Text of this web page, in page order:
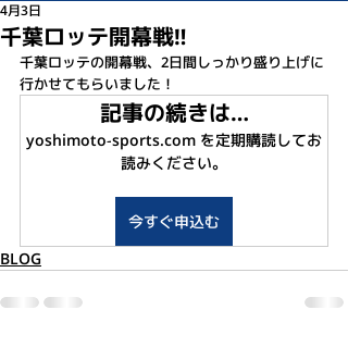
千葉ロッテ開幕戦‼️
4月3日
千葉ロッテの開幕戦、2日間しっかり盛り上げに
行かせてもらいました！
記事の続きは…
yoshimoto-sports.com を定期購読してお
読みください。
今すぐ申込む
BLOG